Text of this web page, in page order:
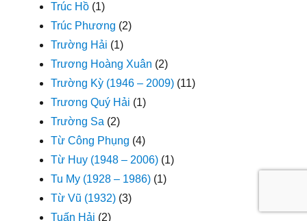
Trúc Hồ (1)
Trúc Phương (2)
Trường Hải (1)
Trương Hoàng Xuân (2)
Trường Kỳ (1946 – 2009) (11)
Trương Quý Hải (1)
Trường Sa (2)
Từ Công Phụng (4)
Từ Huy (1948 – 2006) (1)
Tu My (1928 – 1986) (1)
Từ Vũ (1932) (3)
Tuấn Hải (2)